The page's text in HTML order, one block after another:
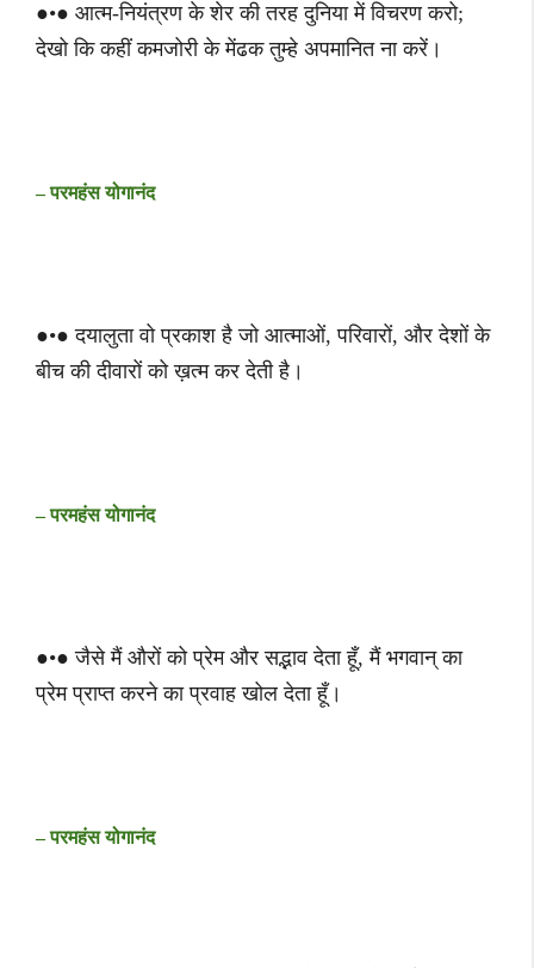
●•● आत्म-नियंत्रण के शेर की तरह दुनिया में विचरण करो;
देखो कि कहीं कमजोरी के मेंढक तुम्हे अपमानित ना करें।
– परमहंस योगानंद
●•● दयालुता वो प्रकाश है जो आत्माओं, परिवारों, और देशों के
बीच की दीवारों को ख़त्म कर देती है।
– परमहंस योगानंद
●•● जैसे मैं औरों को प्रेम और सद्भाव देता हूँ, मैं भगवान् का
प्रेम प्राप्त करने का प्रवाह खोल देता हूँ।
– परमहंस योगानंद